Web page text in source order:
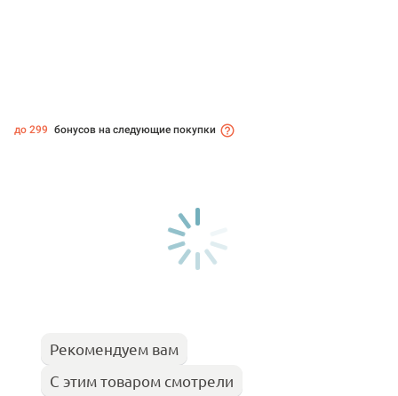
до 299 бонусов на следующие покупки
Рекомендуем вам
С этим товаром смотрели